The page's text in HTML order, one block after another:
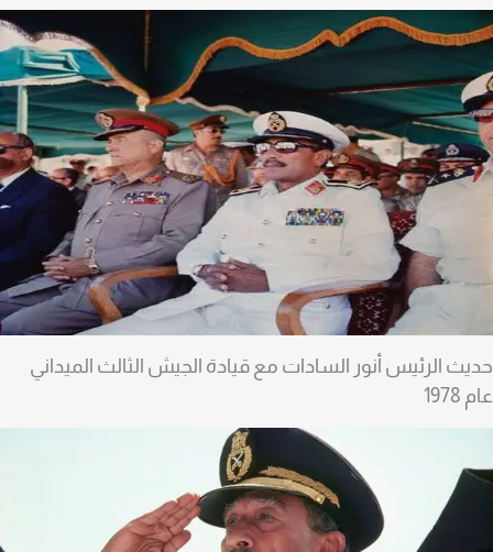
الرئيس أنور السادات مع قيادة الجيش الثالث الميداني
1978